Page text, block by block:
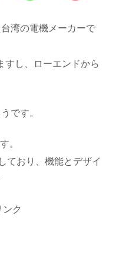
湾の電機メーカーで
すし、ローエンドから
です。
。
ており、機能とデザイ
ンク